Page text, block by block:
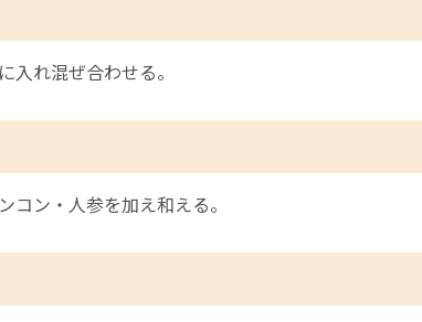
入れ混ぜ合わせる。
ン・人参を加え和える。